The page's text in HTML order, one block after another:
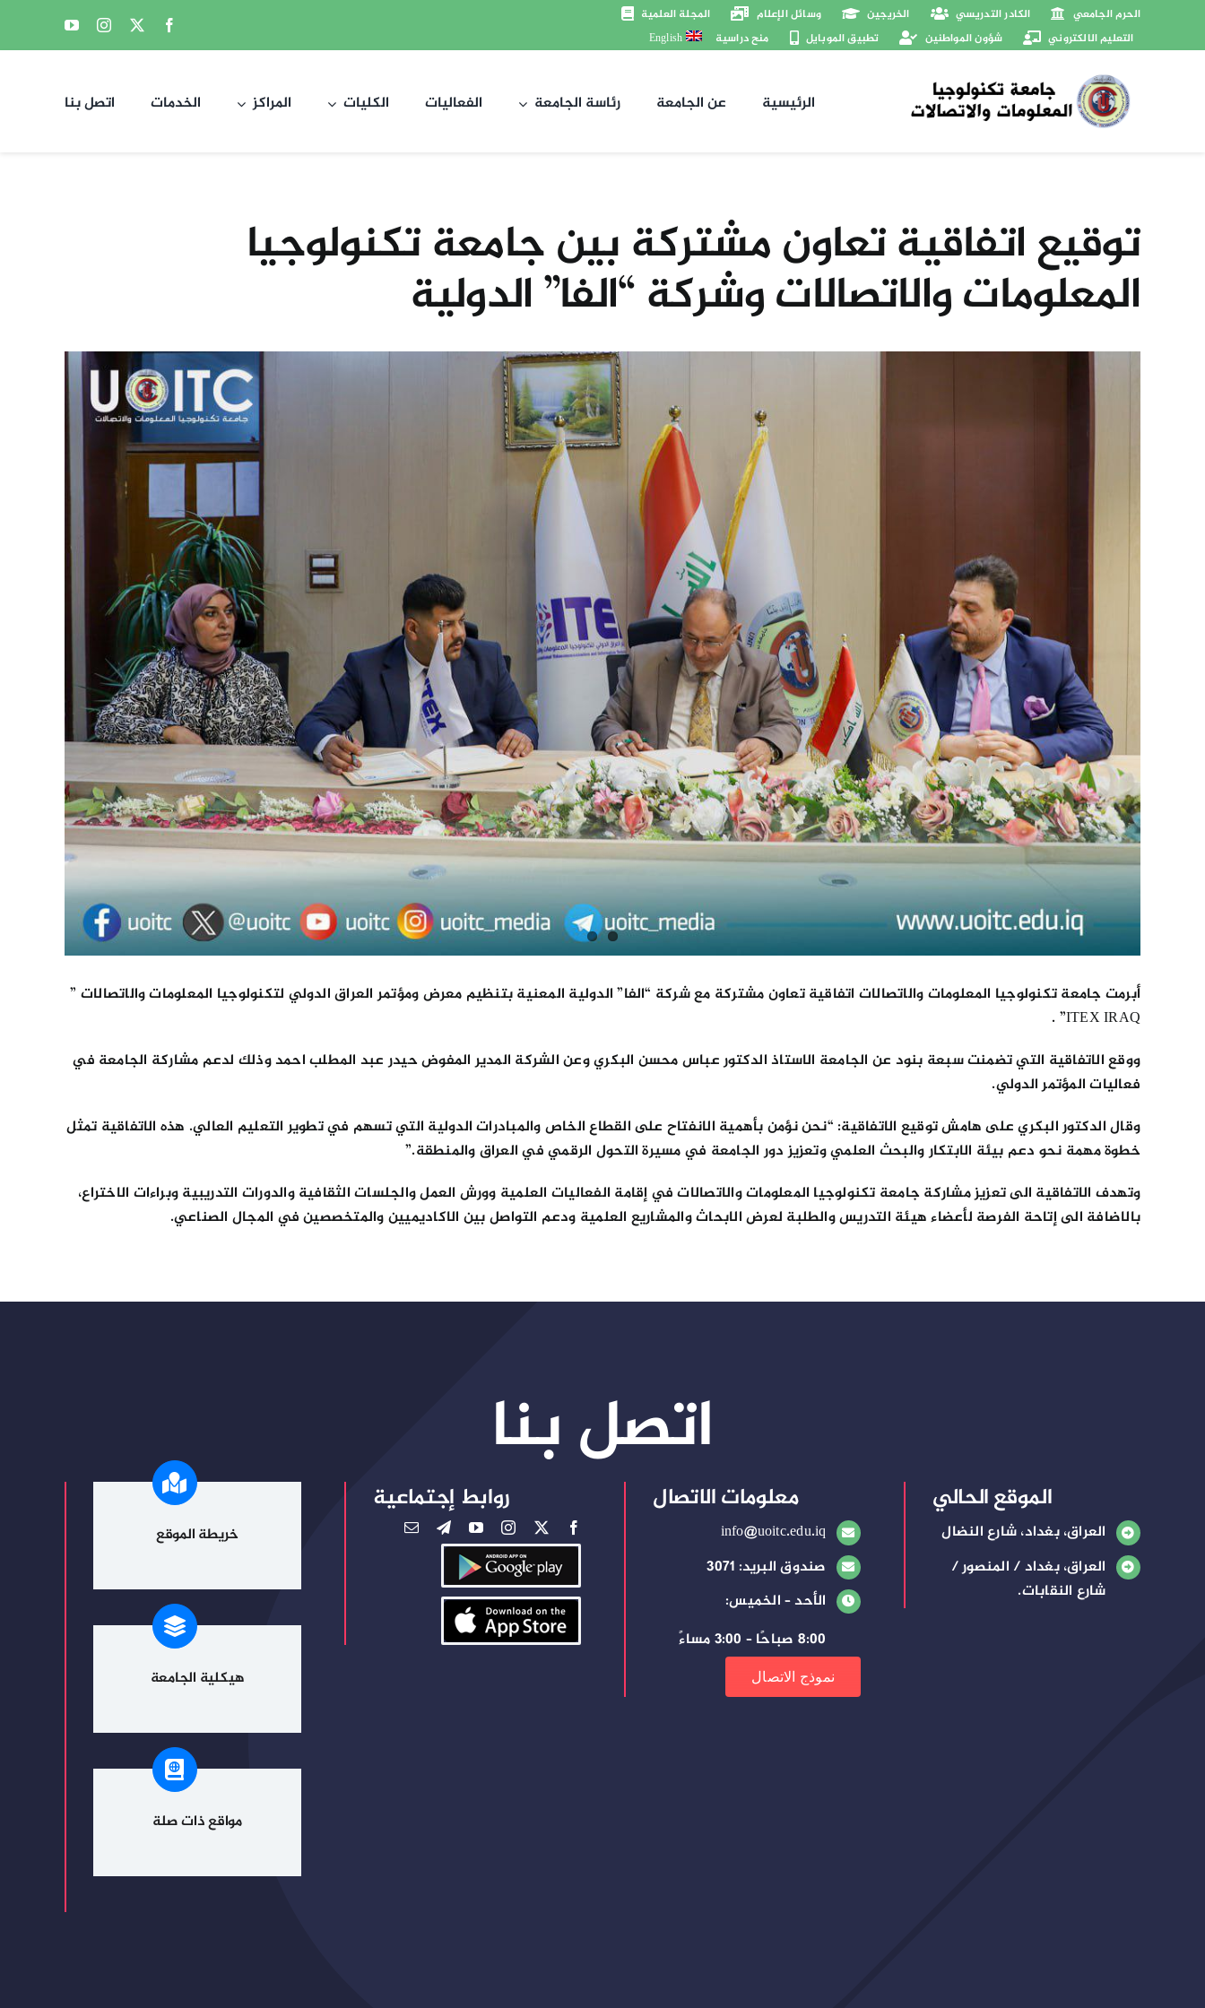
الحرم الجامعي الكادر التدريسي الخريجين وسائل الإعلام
المجلة العلمية
التعليم الالكتروني
شؤون المواطنين تطبيق الموبايل منح دراسية English
الرئيسية عن الجامعة رئاسة الجامعة الفعاليات الكليات المراكز الخدمات اتصل بنا
توقيع اتفاقية تعاون مشتركة بين جامعة تكنولوجيا
المعلومات والاتصالات وشركة “الفا” الدولية
أبرمت جامعة تكنولوجيا المعلومات والاتصالات اتفاقية تعاون مشتركة مع شركة “الفا” الدولية المعنية بتنظيم معرض ومؤتمر العراق الدولي لتكنولوجيا المعلومات والاتصالات ”
ITEX IRAQ” .
ووقع الاتفاقية التي تضمنت سبعة بنود عن الجامعة الاستاذ الدكتور عباس محسن البكري وعن الشركة المدير المفوض حيدر عبد المطلب احمد وذلك لدعم مشاركة الجامعة في
فعاليات المؤتمر الدولي.
وقال الدكتور البكري على هامش توقيع الاتفاقية: “نحن نؤمن بأهمية الانفتاح على القطاع الخاص والمبادرات الدولية التي تسهم في تطوير التعليم العالي. هذه الاتفاقية تمثل
خطوة مهمة نحو دعم بيئة الابتكار والبحث العلمي وتعزيز دور الجامعة في مسيرة التحول الرقمي في العراق والمنطقة.”
وتهدف الاتفاقية الى تعزيز مشاركة جامعة تكنولوجيا المعلومات والاتصالات في إقامة الفعاليات العلمية وورش العمل والجلسات الثقافية والدورات التدريبية وبراءات الاختراع،
بالاضافة الى إتاحة الفرصة لأعضاء هيئة التدريس والطلبة لعرض الابحاث والمشاريع العلمية ودعم التواصل بين الاكاديميين والمتخصصين في المجال الصناعي.
اتصل بنا
الموقع الحالي
العراق، بغداد، شارع النضال
العراق، بغداد / المنصور /
شارع النقابات.
معلومات الاتصال
info@uoitc.edu.iq
صندوق البريد: 3071
الأحد – الخميس:
8:00 صباحًا – 3:00 مساءً
نموذج الاتصال
روابط إجتماعية
خريطة الموقع
هيكلية الجامعة
مواقع ذات صلة